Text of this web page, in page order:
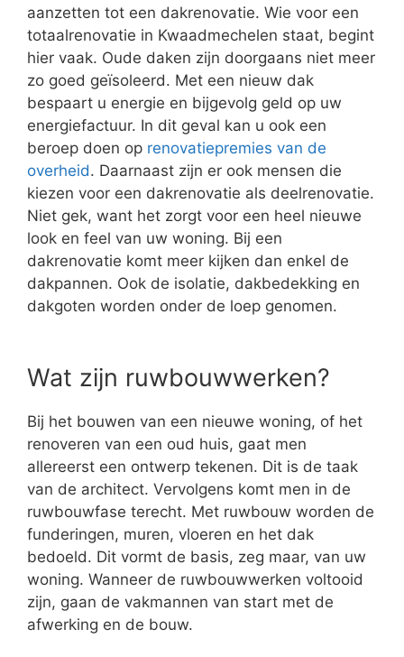
aanzetten tot een dakrenovatie. Wie voor een
totaalrenovatie in Kwaadmechelen staat, begint
hier vaak. Oude daken zijn doorgaans niet meer
zo goed geïsoleerd. Met een nieuw dak
bespaart u energie en bijgevolg geld op uw
energiefactuur. In dit geval kan u ook een
beroep doen op renovatiepremies van de
overheid. Daarnaast zijn er ook mensen die
kiezen voor een dakrenovatie als deelrenovatie.
Niet gek, want het zorgt voor een heel nieuwe
look en feel van uw woning. Bij een
dakrenovatie komt meer kijken dan enkel de
dakpannen. Ook de isolatie, dakbedekking en
dakgoten worden onder de loep genomen.
Wat zijn ruwbouwwerken?
Bij het bouwen van een nieuwe woning, of het
renoveren van een oud huis, gaat men
allereerst een ontwerp tekenen. Dit is de taak
van de architect. Vervolgens komt men in de
ruwbouwfase terecht. Met ruwbouw worden de
funderingen, muren, vloeren en het dak
bedoeld. Dit vormt de basis, zeg maar, van uw
woning. Wanneer de ruwbouwwerken voltooid
zijn, gaan de vakmannen van start met de
afwerking en de bouw.